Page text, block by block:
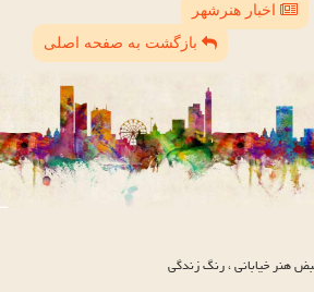
اخبار هنرشهر
بازگشت به صفحه اصلی
هنر خیابانی ، رنگ زندگی